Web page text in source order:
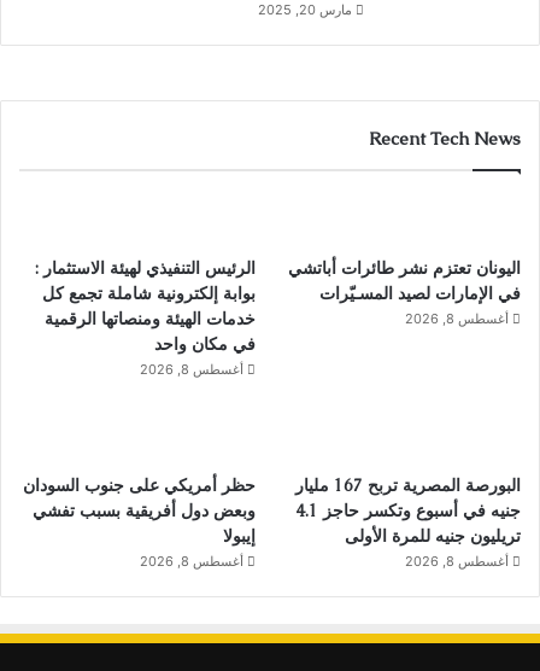
مارس 20, 2025
Recent Tech News
اليونان تعتزم نشر طائرات أباتشي
في الإمارات لصيد المسـيّرات
أغسطس 8, 2026
الرئيس التنفيذي لهيئة الاستثمار :
بوابة إلكترونية شاملة تجمع كل
خدمات الهيئة ومنصاتها الرقمية
في مكان واحد
أغسطس 8, 2026
البورصة المصرية تربح 167 مليار
جنيه في أسبوع وتكسر حاجز 4.1
تريليون جنيه للمرة الأولى
أغسطس 8, 2026
حظر أمريكي على جنوب السودان
وبعض دول أفريقية بسبب تفشي
إيبولا
أغسطس 8, 2026